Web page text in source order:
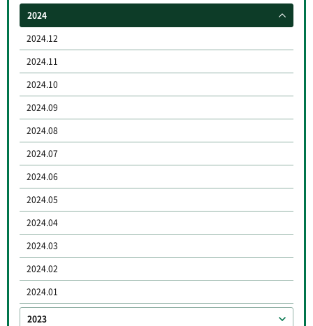
2024
2024.12
2024.11
2024.10
2024.09
2024.08
2024.07
2024.06
2024.05
2024.04
2024.03
2024.02
2024.01
2023